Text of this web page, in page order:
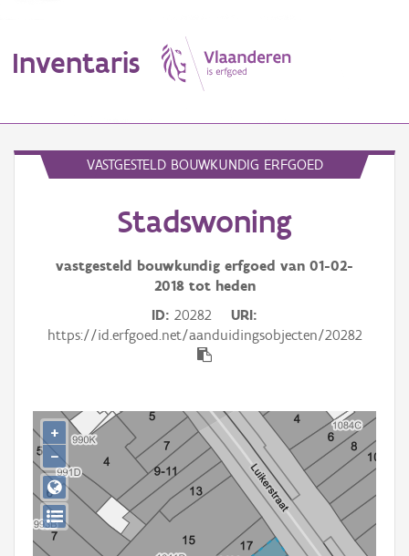
Inventaris
Aanduidingsobject
Thema
Persoon of collectief
Downloads
Hergebruik
Aanmelden
VASTGESTELD BOUWKUNDIG ERFGOED
Stadswoning
vastgesteld bouwkundig erfgoed van 01-02-
2018tot heden
ID 20282
URI
https://id.erfgoed.net/aanduidingsobjecten/20282
+
−